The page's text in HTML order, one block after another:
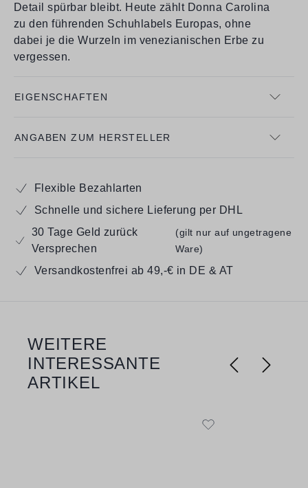
Detail spürbar bleibt. Heute zählt Donna Carolina
zu den führenden Schuhlabels Europas, ohne
dabei je die Wurzeln im venezianischen Erbe zu
vergessen.
EIGENSCHAFTEN
ANGABEN ZUM HERSTELLER
Flexible Bezahlarten
Schnelle und sichere Lieferung per DHL
30 Tage Geld zurück
Versprechen
(gilt nur auf ungetragene
Ware)
Versandkostenfrei ab 49,-€ in DE & AT
Produktgalerie überspringen
WEITERE
INTERESSANTE
ARTIKEL